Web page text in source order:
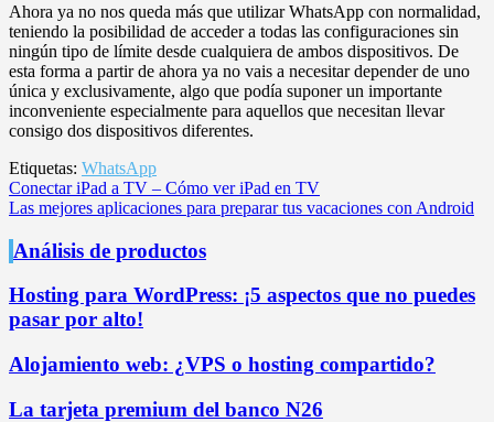
Ahora ya no nos queda más que utilizar WhatsApp con normalidad,
teniendo la posibilidad de acceder a todas las configuraciones sin
ningún tipo de límite desde cualquiera de ambos dispositivos. De
esta forma a partir de ahora ya no vais a necesitar depender de uno
única y exclusivamente, algo que podía suponer un importante
inconveniente especialmente para aquellos que necesitan llevar
consigo dos dispositivos diferentes.
Etiquetas: WhatsApp
Navegación
de
entradas
Conectar iPad a TV – Cómo ver iPad en TV
Las mejores aplicaciones para preparar tus vacaciones con Android
Análisis de productos
Hosting para WordPress: ¡5 aspectos que no puedes
pasar por alto!
Alojamiento web: ¿VPS o hosting compartido?
La tarjeta premium del banco N26